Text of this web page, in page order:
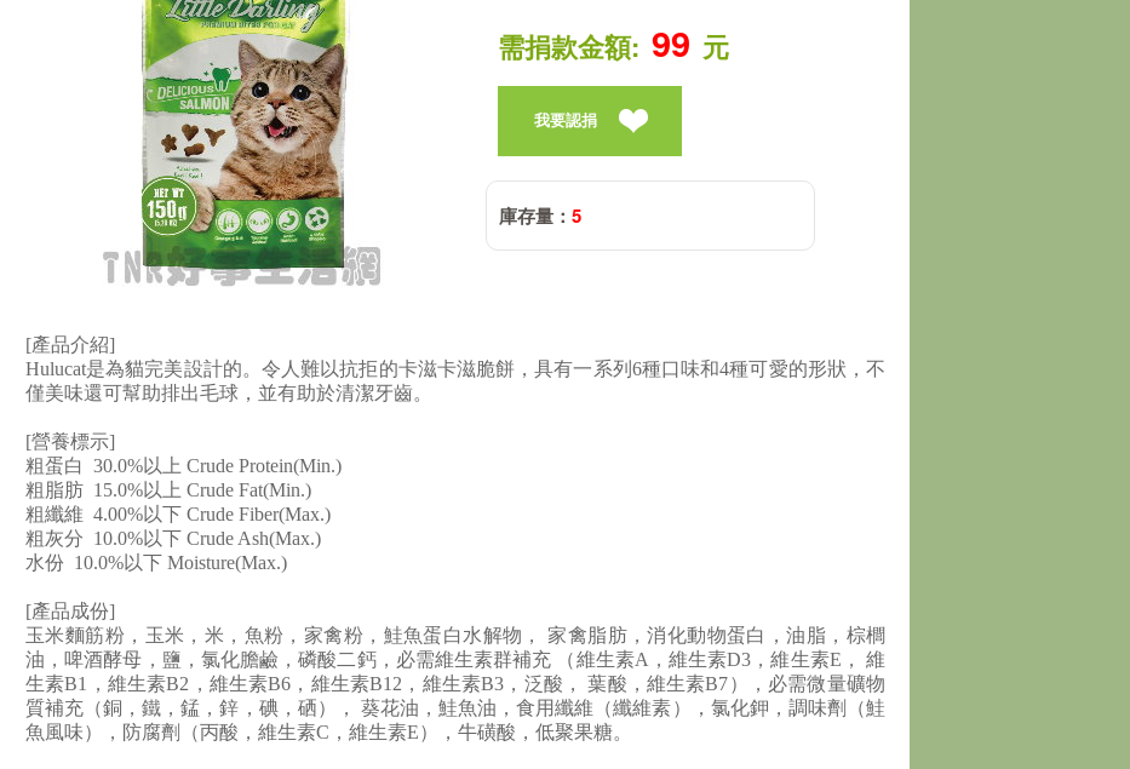
需捐款金額: 99 元
我要認捐
庫存量： 5
[產品介紹]
Hulucat是為貓完美設計的。令人難以抗拒的卡滋卡滋脆餅，具有一系列6種口味和4種可愛的形狀，不
僅美味還可幫助排出毛球，並有助於清潔牙齒。
[營養標示]
粗蛋白 30.0%以上 Crude Protein(Min.)
粗脂肪 15.0%以上 Crude Fat(Min.)
粗纖維 4.00%以下 Crude Fiber(Max.)
粗灰分 10.0%以下 Crude Ash(Max.)
水份 10.0%以下 Moisture(Max.)
[產品成份]
玉米麵筋粉，玉米，米，魚粉，家禽粉，鮭魚蛋白水解物， 家禽脂肪，消化動物蛋白，油脂，棕櫚
油，啤酒酵母，鹽，氯化膽鹼，磷酸二鈣，必需維生素群補充 （維生素A，維生素D3，維生素E， 維
生素B1，維生素B2，維生素B6，維生素B12，維生素B3，泛酸， 葉酸，維生素B7），必需微量礦物
質補充（銅，鐵，錳，鋅，碘，硒）， 葵花油，鮭魚油，食用纖維（纖維素），氯化鉀，調味劑（鮭
魚風味），防腐劑（丙酸，維生素C，維生素E），牛磺酸，低聚果糖。